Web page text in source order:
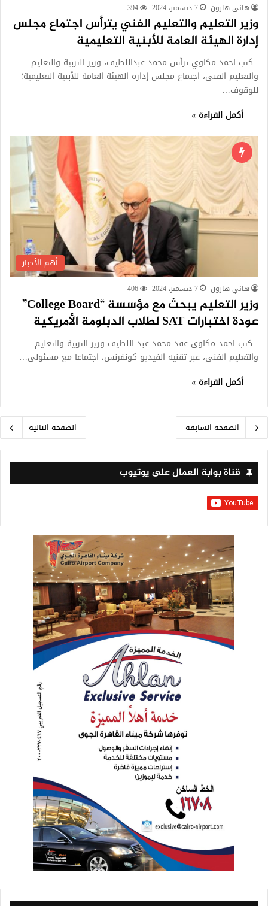
هاني هارون 7 ديسمبر، 2024 394
وزير التعليم والتعليم الفني يترأس اجتماع مجلس
إدارة الهيئة العامة للأبنية التعليمية
. كتب احمد مكاوي ترأس محمد عبداللطيف، وزير التربية والتعليم
والتعليم الفنى، اجتماع مجلس إدارة الهيئة العامة للأبنية التعليمية؛
للوقوف…
أكمل القراءة »
أهم الأخبار
هاني هارون 7 ديسمبر، 2024 406
وزير التعليم يبحث مع مؤسسة “College Board”
عودة اختبارات SAT لطلاب الدبلومة الأمريكية
كتب احمد مكاوى عقد محمد عبد اللطيف وزير التربية والتعليم
والتعليم الفني، عبر تقنية الفيديو كونفرنس، اجتماعا مع مسئولي…
أكمل القراءة »
الصفحة السابقة الصفحة التالية
قناة بوابة العمال على يوتيوب